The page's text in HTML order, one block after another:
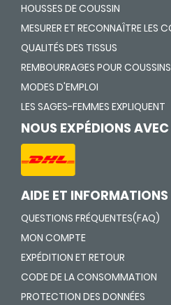
HOUSSES DE COUSSIN
MESURER ET RECONNAÎTRE LES
QUALITÉS DES TISSUS
REMBOURRAGES POUR COUSSINS
MODES D'EMPLOI
LES SAGES-FEMMES EXPLIQUENT
NOUS EXPÉDIONS AVEC
AIDE ET INFORMATIONS
QUESTIONS FRÉQUENTES(FAQ)
MON COMPTE
EXPÉDITION ET RETOUR
CODE DE LA CONSOMMATION
PROTECTION DES DONNÉES